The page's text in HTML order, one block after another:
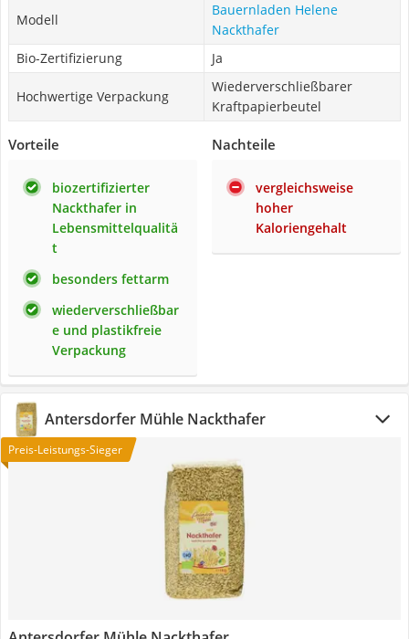
Modell
Bauernladen Helene
Nackthafer
Bio-Zertifizierung
Ja
Hochwertige Verpackung
Wiederverschließbarer
Kraftpapierbeutel
Vorteile
biozertifizierter
Nackthafer in
Lebensmittelqualitä
t
besonders fettarm
wiederverschließbar
e und plastikfreie
Verpackung
Nachteile
vergleichsweise
hoher
Kaloriengehalt
Antersdorfer Mühle Nackthafer
Preis-Leistungs-Sieger